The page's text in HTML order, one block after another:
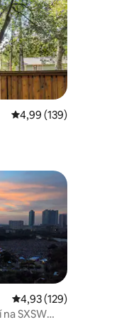
Průměrné hodnocení
4,99 (139)
Průměrné hodnocení
4,93 (129)
SXSW